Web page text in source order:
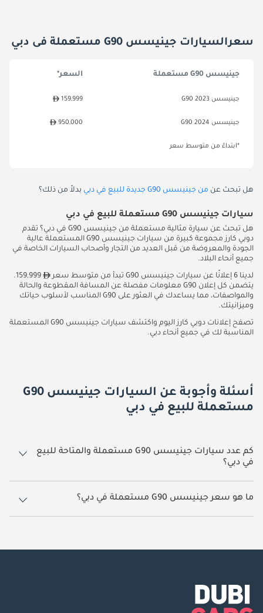
سعرالسيارات جينيسس G90 مستعملة فى دبي
جينيسس G90 مستعملة السعر*
جينيسس G90 2023 159,999
جينيسس G90 2024 950,000
*ابتداءً من متوسط سعر
هل تبحث عن من جينيسس G90 جديدة للبيع في دبي بدلاً من ذلك؟
سيارات جينيسس G90 مستعملة للبيع في دبي
هل تبحث عن سيارة مثالية مستعملة من جينيسس G90 في دبي؟ تقدم
دوبي كارز مجموعة كبيرة من سيارات جينيسس G90 المستعملة عالية
الجودة والمعروضة من قبل العديد من التجار وأصحاب السيارات الخاصة في
جميع أنحاء البلاد.
لدينا 6 إعلانًا عن سيارات جينيسس G90 تبدأ من متوسط سعر
159,999.
يتضمن كل إعلان G90 معلومات مفصلة عن المسافة المقطوعة والحالة
والمواصفات، مما يساعدك في العثور على G90 المناسب لأسلوب حياتك
وميزانيتك.
تصفح إعلانات دوبي كارز اليوم واكتشف سيارات جينيسس G90 المستعملة
المناسبة لك في جميع أنحاء دبي.
أسئلة وأجوبة عن السيارات جينيسس G90
مستعملة للبيع في دبي
كم عدد سيارات جينيسس G90 مستعملة والمتاحة للبيع
في دبي؟
6 سيارة جينيسس G90 مستعملة متوفرة للبيع في دبي.
ما هو سعر جينيسس G90 مستعملة في دبي؟
يبدأ سعر سيارة جينيسس G90 مستعملة في دبي 159,999.